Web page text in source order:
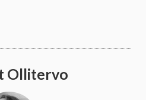
Ollitervo